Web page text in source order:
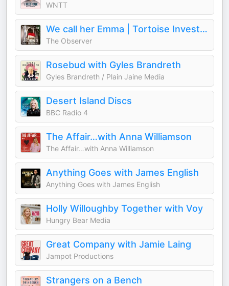
WNTT
We call her Emma | Tortoise Investigates
The Observer
Rosebud with Gyles Brandreth
Gyles Brandreth / Plain Jaine Media
Desert Island Discs
BBC Radio 4
The Affair…with Anna Williamson
The Affair…with Anna Williamson
Anything Goes with James English
Anything Goes with James English
Holly Willoughby Together with Voy
Hungry Bear Media
Great Company with Jamie Laing
Jampot Productions
Strangers on a Bench